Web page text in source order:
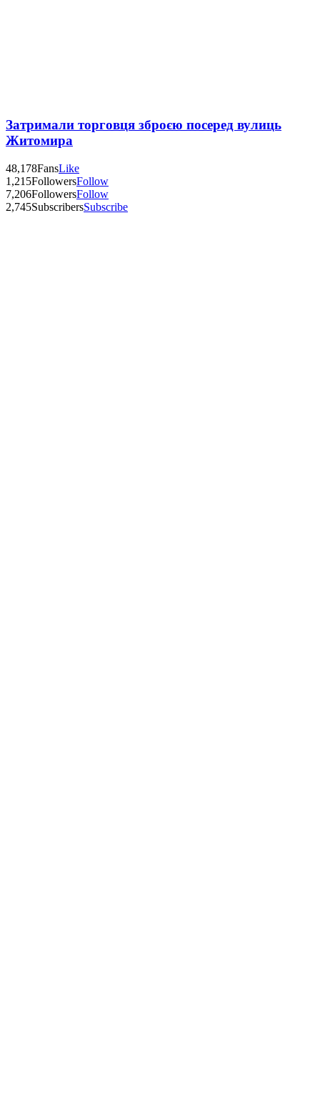
Затримали торговця зброєю посеред вулиць
Житомира
48,178FansLike
1,215FollowersFollow
7,206FollowersFollow
2,745SubscribersSubscribe